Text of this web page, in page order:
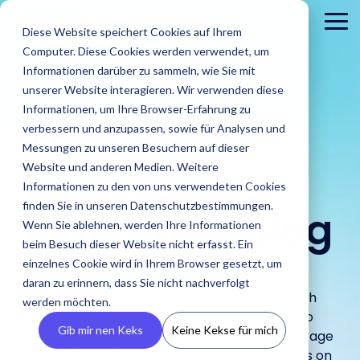
Diese Website speichert Cookies auf Ihrem
Computer. Diese Cookies werden verwendet, um
Informationen darüber zu sammeln, wie Sie mit
unserer Website interagieren. Wir verwenden diese
Informationen, um Ihre Browser-Erfahrung zu
verbessern und anzupassen, sowie für Analysen und
Messungen zu unseren Besuchern auf dieser
Website und anderen Medien. Weitere
Informationen zu den von uns verwendeten Cookies
finden Sie in unseren Datenschutzbestimmungen.
Wenn Sie ablehnen, werden Ihre Informationen
beim Besuch dieser Website nicht erfasst. Ein
einzelnes Cookie wird in Ihrem Browser gesetzt, um
daran zu erinnern, dass Sie nicht nachverfolgt
werden möchten.
Gib mir nen Keks Keine Kekse für mich
Skip
the
main
content.
Find Creators
Discover great
influencers and
creators worldwide
with the AI-powered
Discovery feature
Analyze
Followers
Avoid fake followers
into your influencers’
target audiences
before starting a
Agencies
Discover how
IROIN®
supports
agencies in
implementing
influencer
campaigns.
Brands
Learn how
IROIN®
helps
brands
their
campaigns
in-house.
Blog
Find the latest
articles and
exciting posts
about
influencer
marketing on
our blog.
IROIN's®
Rising
Stars
Ten creators
who have
month on
Instagram,
TikTok, Twitch,
Guides &
Reports
Our guides and
reports offer
practical tips
for successful
influencer
marketing.
About
us
Get an
inside look
at our
company
– we
introduce
ourselves.
Career
Dream
careers
start here:
Discover
future.
PR
Latest
press
releases,
media
and
media
kits.
Reach
to us
or
TheIROIN®
Influencer
Marketing Blog
Explore the world of influencer marketing with
the latest news, tips, and trends. Learn how to
create successful campaign strategies, leverage
innovative tools, and stay ahead with updates on